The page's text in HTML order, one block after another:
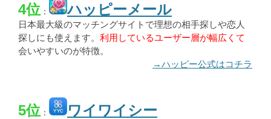
4位 ： ハッピーメール
日本最大級のマッチングサイトで理想の相手探しや恋人
探しにも使えます。 利用しているユーザー層が幅広くて
会いやすいのが特徴。
→ハッピー公式はコチラ
5位 ： ワイワイシー